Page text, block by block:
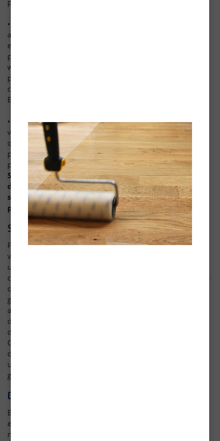
produits, services et publicités.
• Nous pouvons collecter les informations concernant vos
activités sur notre site internet. Ces données sont collectées
et utilisées pour nous aider à vous fournir des informations
plus utiles et pour comprendre quelles parties de notre site
web, de nos produits et de nos services sont les plus
populaires. Les informations agrégées sont considérées
comme des données non-personnelles aux fins du présent
Engagement de confidentialité.
• Nous pouvons collecter et stocker des informations sur
votre utilisation de nos services, y compris les recherches
que vous effectuez. Ces informations peuvent être utilisées
pour améliorer la pertinence des résultats fournis par nos
produits. Elles ne seront pas associées à votre adresse IP.
Si nous associons des données non-personnelles à des
données personnelles, les données ainsi combinées
seront traitées comme des données à caractère
personnel tant qu’elles resteront associées.
Services de géolocalisation
Pour fournir des services de géolocalisation sur les lieux de
vente des produits Blanchon, blanchon.com peut collecter,
utiliser et partager des données de localisation précises, y
compris la localisation géographique en temps réel de votre
ordinateur ou appareil. Le cas échéant, les services de
géolocalisation peuvent utiliser le GPS, le Bluetooth et votre
adresse IP, ainsi que les emplacements des bornes Wi-Fi et
des antennes relais, ou encore d’autres technologies afin de
déterminer la localisation approximative de vos appareils.
Ces données de localisation sont collectées anonymement
dans un format ne permettant pas de vous identifier et sont
utilisées par blanchon.com pour fournir un service de
géolocalisation de lieu de vente.
Durées de conservation
Blanchon conservera vos données personnelles dans un
environnement sécurisé uniquement pendant la durée
nécessaire à la réalisation des finalités pour lesquelles elles